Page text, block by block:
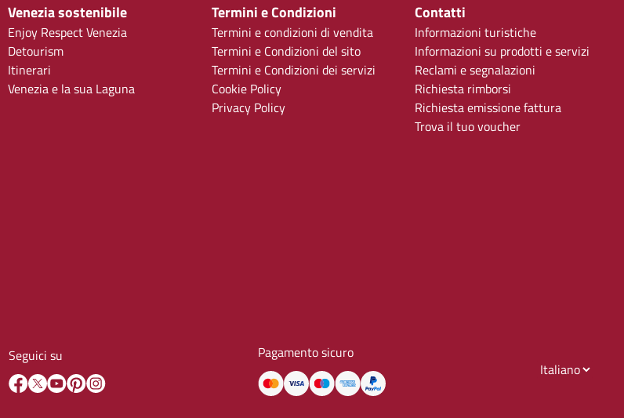
Venezia sostenibile
Enjoy Respect Venezia
Detourism
Itinerari
Venezia e la sua Laguna
Termini e Condizioni
Termini e condizioni di vendita
Termini e Condizioni del sito
Termini e Condizioni dei servizi
Cookie Policy
Privacy Policy
Contatti
Informazioni turistiche
Informazioni su prodotti e servizi
Reclami e segnalazioni
Richiesta rimborsi
Richiesta emissione fattura
Trova il tuo voucher
Seguici su Pagamento sicuro